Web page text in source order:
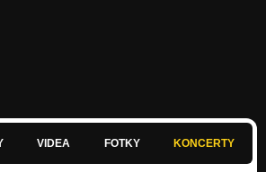
VIDEA FOTKY KONCERTY